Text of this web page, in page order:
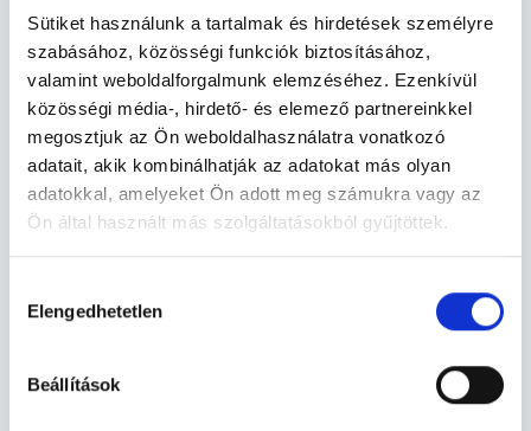
Sütiket használunk a tartalmak és hirdetések személyre
szabásához, közösségi funkciók biztosításához,
valamint weboldalforgalmunk elemzéséhez. Ezenkívül
közösségi média-, hirdető- és elemező partnereinkkel
megosztjuk az Ön weboldalhasználatra vonatkozó
adatait, akik kombinálhatják az adatokat más olyan
adatokkal, amelyeket Ön adott meg számukra vagy az
Ön által használt más szolgáltatásokból gyűjtöttek.
szabályzat:https://foglaljorvost.hu/info/foglaljorvost-
kiválasztása
Elengedhetetlen
Beállítások
Reumatológus - Reumatológia
A kollagént különösen nagy százalékban az ízületi tokok,
inak, szalagok tartalmazzák. Ezek sérülésekor
alkalmazzák a terápiát, amikor a kollagén mellett
antioxidánsokat és vitaminokat juttatnak a fájdalmas
SZAKTERÜLETEK